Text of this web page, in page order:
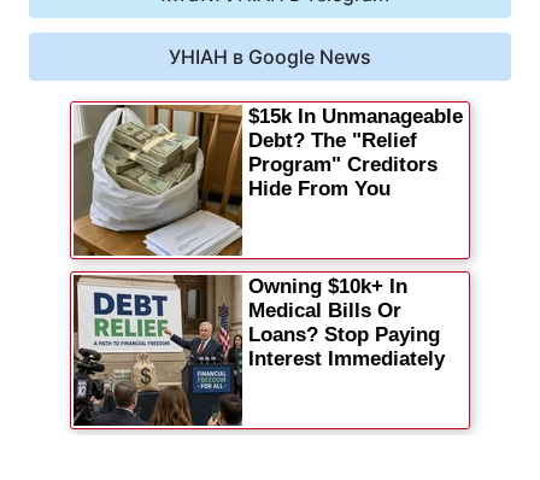
УНІАН в Google News